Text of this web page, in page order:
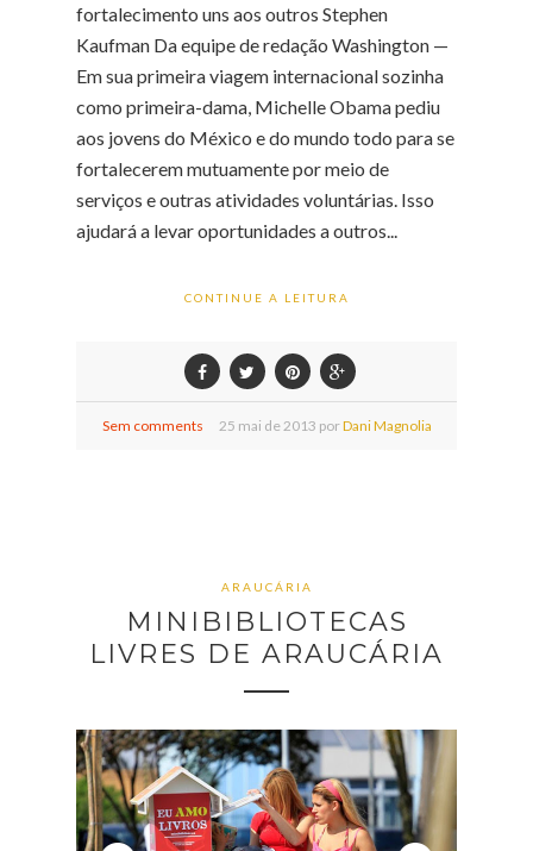
fortalecimento uns aos outros Stephen
Kaufman Da equipe de redação Washington —
Em sua primeira viagem internacional sozinha
como primeira-dama, Michelle Obama pediu
aos jovens do México e do mundo todo para se
fortalecerem mutuamente por meio de
serviços e outras atividades voluntárias. Isso
ajudará a levar oportunidades a outros...
CONTINUE A LEITURA
Sem comments 25 mai de2013 porDani Magnolia
ARAUCÁRIA
MINIBIBLIOTECAS
LIVRES DE ARAUCÁRIA